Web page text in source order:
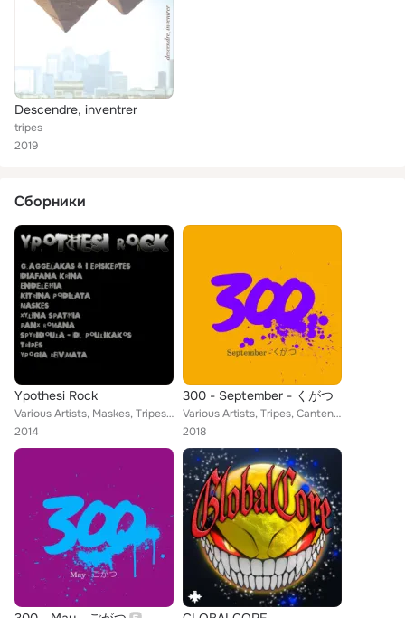
Descendre, inventrer
tripes
2019
Сборники
Ypothesi Rock
Various Artists, Maskes, Tripes, Panx Romana, Diafana Krina, Spiridoula, Kitrina Podilata, Xilina Spathia, Ypogia Revmata, Giann...
2014
300 - September - くがつ
Various Artists, Tripes, Cantenac Dagar, Tapso II, William Hooker Quartet, Hems, The Crooner Of Doom, Tombouctou, Sheik Anorak, ...
2018